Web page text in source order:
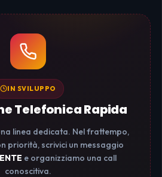
IN SVILUPPO
Telefonica Rapida
linea dedicata. Nel frattempo,
priorità, scrivici un messaggio
e organizziamo una call
conoscitiva.